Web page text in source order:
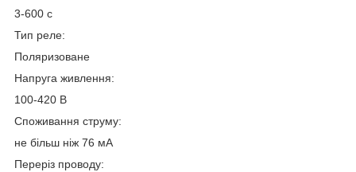
3-600 с
Тип реле:
Поляризоване
Напруга живлення:
100-420 В
Споживання струму:
не більш ніж 76 мА
Переріз проводу: